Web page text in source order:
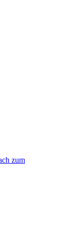
zum